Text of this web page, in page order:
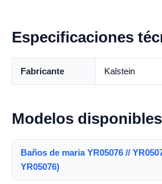
Especificaciones
Fabricante Kalstein
Modelos disponibles
Baños de maria YR05076 //
YR05076)